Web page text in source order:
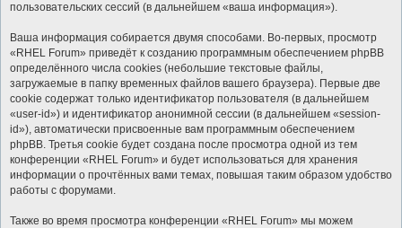
пользовательских сессий (в дальнейшем «ваша информация»).
Ваша информация собирается двумя способами. Во-первых, просмотр
«RHEL Forum» приведёт к созданию программным обеспечением phpBB
определённого числа cookies (небольшие текстовые файлы,
загружаемые в папку временных файлов вашего браузера). Первые две
cookie содержат только идентификатор пользователя (в дальнейшем
«user-id») и идентификатор анонимной сессии (в дальнейшем «session-
id»), автоматически присвоенные вам программным обеспечением
phpBB. Третья cookie будет создана после просмотра одной из тем
конференции «RHEL Forum» и будет использоваться для хранения
информации о прочтённых вами темах, повышая таким образом удобство
работы с форумами.
Также во время просмотра конференции «RHEL Forum» мы можем